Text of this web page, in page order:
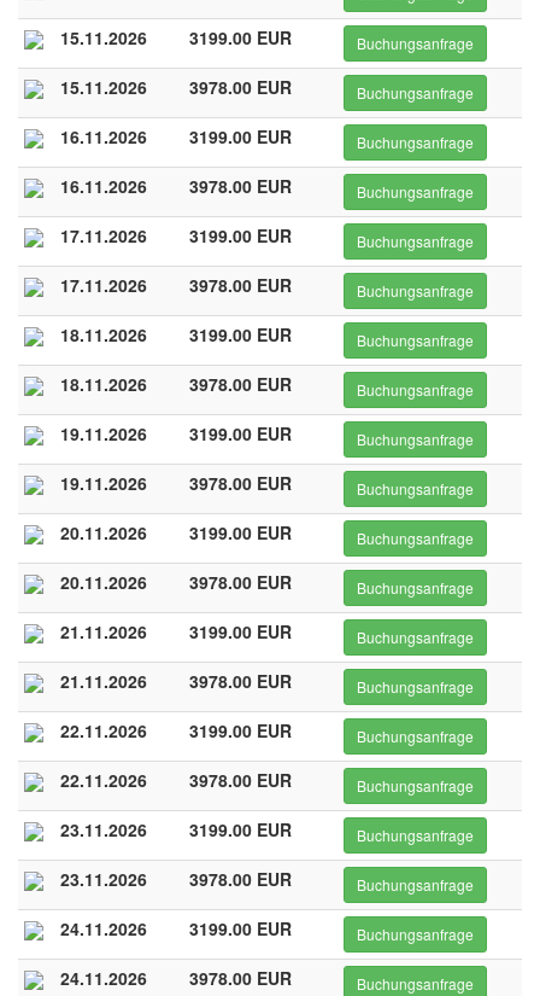
15.11.2026 3199.00 EUR Buchungsanfrage
15.11.2026 3978.00 EUR Buchungsanfrage
16.11.2026 3199.00 EUR Buchungsanfrage
16.11.2026 3978.00 EUR Buchungsanfrage
17.11.2026 3199.00 EUR Buchungsanfrage
17.11.2026 3978.00 EUR Buchungsanfrage
18.11.2026 3199.00 EUR Buchungsanfrage
18.11.2026 3978.00 EUR Buchungsanfrage
19.11.2026 3199.00 EUR Buchungsanfrage
19.11.2026 3978.00 EUR Buchungsanfrage
20.11.2026 3199.00 EUR Buchungsanfrage
20.11.2026 3978.00 EUR Buchungsanfrage
21.11.2026 3199.00 EUR Buchungsanfrage
21.11.2026 3978.00 EUR Buchungsanfrage
22.11.2026 3199.00 EUR Buchungsanfrage
22.11.2026 3978.00 EUR Buchungsanfrage
23.11.2026 3199.00 EUR Buchungsanfrage
23.11.2026 3978.00 EUR Buchungsanfrage
24.11.2026 3199.00 EUR Buchungsanfrage
24.11.2026 3978.00 EUR Buchungsanfrage